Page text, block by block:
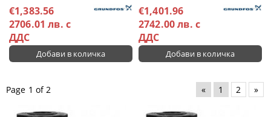
€1,383.56
2706.01 лв. с
ДДС
€1,401.96
2742.00 лв. с
ДДС
Page 1 of 2 « 1 2 »